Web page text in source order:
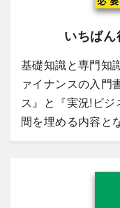
いちば
基礎知識と専門知
ァイナンスの入門
ス』と『実況!ビ
間を埋める内容と